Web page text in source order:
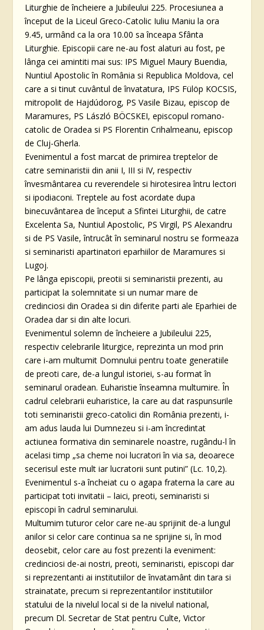
Liturghie de încheiere a Jubileului 225. Procesiunea a
început de la Liceul Greco-Catolic Iuliu Maniu la ora
9.45, urmând ca la ora 10.00 sa înceapa Sfânta
Liturghie. Episcopii care ne-au fost alaturi au fost, pe
lânga cei amintiti mai sus: IPS Miguel Maury Buendia,
Nuntiul Apostolic în România si Republica Moldova, cel
care a si tinut cuvântul de învatatura, IPS Fülöp KOCSIS,
mitropolit de Hajdúdorog, PS Vasile Bizau, episcop de
Maramures, PS László BÖCSKEI, episcopul romano-
catolic de Oradea si PS Florentin Crihalmeanu, episcop
de Cluj-Gherla.
Evenimentul a fost marcat de primirea treptelor de
catre seminaristii din anii I, III si IV, respectiv
învesmântarea cu reverendele si hirotesirea întru lectori
si ipodiaconi. Treptele au fost acordate dupa
binecuvântarea de început a Sfintei Liturghii, de catre
Excelenta Sa, Nuntiul Apostolic, PS Virgil, PS Alexandru
si de PS Vasile, întrucât în seminarul nostru se formeaza
si seminaristi apartinatori eparhiilor de Maramures si
Lugoj.
Pe lânga episcopii, preotii si seminaristii prezenti, au
participat la solemnitate si un numar mare de
credinciosi din Oradea si din diferite parti ale Eparhiei de
Oradea dar si din alte locuri.
Evenimentul solemn de încheiere a Jubileului 225,
respectiv celebrarile liturgice, reprezinta un mod prin
care i-am multumit Domnului pentru toate generatiile
de preoti care, de-a lungul istoriei, s-au format în
seminarul oradean. Euharistie înseamna multumire. În
cadrul celebrarii euharistice, la care au dat raspunsurile
toti seminaristii greco-catolici din România prezenti, i-
am adus lauda lui Dumnezeu si i-am încredintat
actiunea formativa din seminarele noastre, rugându-l în
acelasi timp „sa cheme noi lucratori în via sa, deoarece
secerisul este mult iar lucratorii sunt putini” (Lc. 10,2).
Evenimentul s-a încheiat cu o agapa fraterna la care au
participat toti invitatii – laici, preoti, seminaristi si
episcopi în cadrul seminarului.
Multumim tuturor celor care ne-au sprijinit de-a lungul
anilor si celor care continua sa ne sprijine si, în mod
deosebit, celor care au fost prezenti la eveniment:
credinciosi de-ai nostri, preoti, seminaristi, episcopi dar
si reprezentanti ai institutiilor de învatamânt din tara si
strainatate, precum si reprezentantilor institutiilor
statului de la nivelul local si de la nivelul national,
precum Dl. Secretar de Stat pentru Culte, Victor